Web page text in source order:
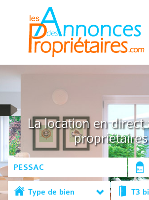
La location en direct
propriétaires
Type de bien T3